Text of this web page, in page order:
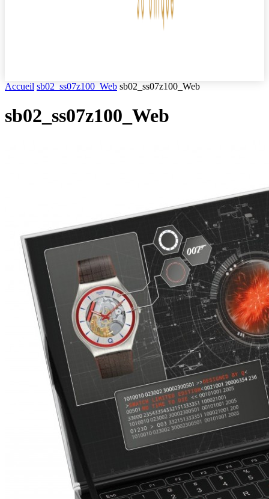
Accueil sb02_ss07z100_Web sb02_ss07z100_Web
sb02_ss07z100_Web